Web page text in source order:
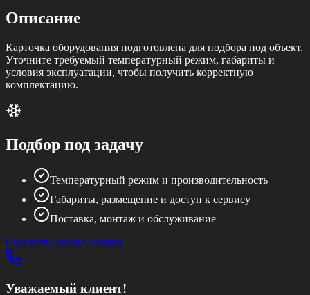
Описание
Карточка оборудования подготовлена для подбора под объект.
Уточните требуемый температурный режим, габариты и
условия эксплуатации, чтобы получить корректную
комплектацию.
Подбор под задачу
Температурный режим и производительность
Габариты, размещение и доступ к сервису
Поставка, монтаж и обслуживание
Смотреть другие товары
Уважаемый клиент!